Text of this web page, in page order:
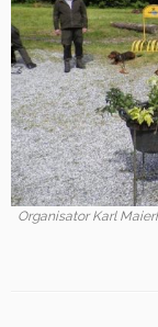
Organisator Karl